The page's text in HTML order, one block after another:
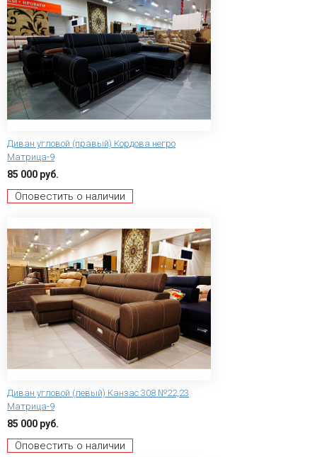
Диван угловой (правый) Кордова негро
Матрица-9
85 000 руб.
Оповестить о наличии
Диван угловой (левый) Канзас 308 №22,23
Матрица-9
85 000 руб.
Оповестить о наличии